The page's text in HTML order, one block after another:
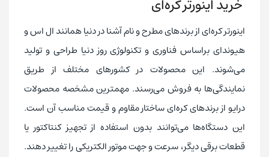
خرید اینورتر کره‌ای
اینورتر کره‌ای از برندهای مطرح و نام آشنا در دنیا همانند ال اس و
هیوندای براساس فناوری و تکنولوژی روز دنیا طراحی و تولید
می‌شوند. این محصولات در کشورهای مختلف از طریق
نمایندگی‌ها به فروش می‌رسند. مهمترین مشخصه محصولات
درایو از برندهای کره‌ای ساختار مقاوم و قیمت مناسب آن است.
این دستگاه‌ها می‌توانند بدون استفاده از تجهیز کنتاکتور یا
قطعات برقی دیگر، سرعت و جهت موتور الکتریکی را تغییر دهند.